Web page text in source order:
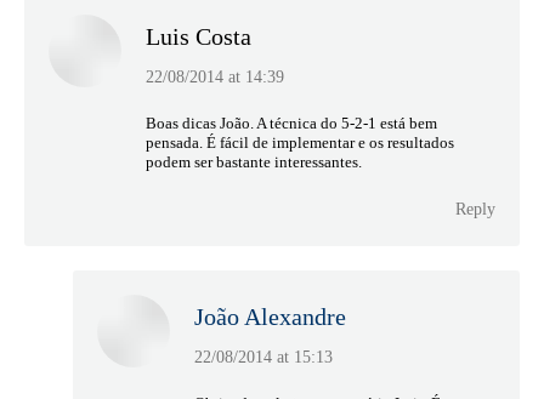
Luis Costa
says:
22/08/2014 at 14:39
Boas dicas João. A técnica do 5-2-1 está bem
pensada. É fácil de implementar e os resultados
podem ser bastante interessantes.
Reply
João Alexandre
says:
22/08/2014 at 15:13